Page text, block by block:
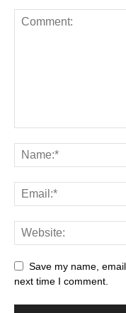
Save my name,
next time I comment.